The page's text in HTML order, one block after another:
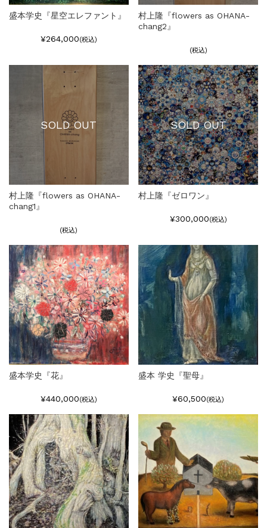
盛本学史『星空エレファント』
¥264,000(税込)
村上隆『flowers as OHANA-
chang2』
(税込)
SOLD OUT
村上隆『flowers as OHANA-
chang1』
(税込)
SOLD OUT
村上隆『ゼロワン』
¥300,000(税込)
盛本学史『花』
¥440,000(税込)
盛本 学史『聖母』
¥60,500(税込)